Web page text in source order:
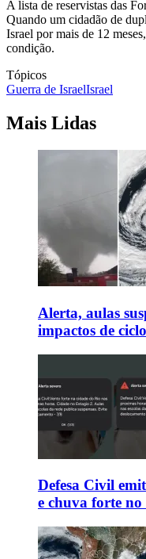
A lista de reservistas das
Quando um cidadão de
Israel por mais de 12
condição.
Tópicos
Guerra de IsraelIsrael
Mais Lidas
Alerta, aulas
impactos de
Defesa Civil
e chuva forte